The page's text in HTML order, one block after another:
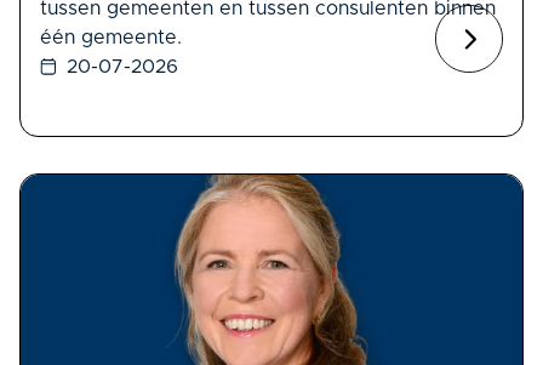
tussen gemeenten en tussen consulenten binnen
één gemeente.
20-07-2026